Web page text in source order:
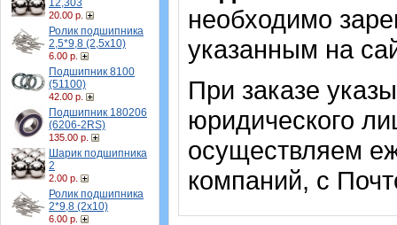
12,303
20.00 р.
Ролик подшипника
2,5*9,8 (2,5х10)
6.00 р.
Подшипник 8100
(51100)
42.00 р.
Подшипник 180206
(6206-2RS)
135.00 р.
Шарик подшипника
2
2.00 р.
Ролик подшипника
2*9,8 (2х10)
6.00 р.
необходимо
указанным на
При заказе
юридического
осуществляем
компаний, с